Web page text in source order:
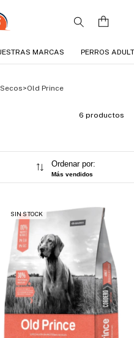
MARCAS PERROS
>Old Prince
6 productos
Ordenar por:
Más vendidos
SIN STOCK